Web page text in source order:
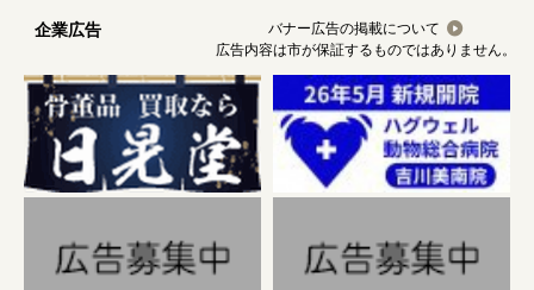
企業広告
バナー広告の掲載について
広告内容は市が保証するものではありません。